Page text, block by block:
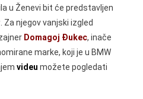
u Ženevi bit će predstavljen
. Za njegov vanjski izgled
Domagoj Đukec, inače
marke, koji je u BMW
videu možete pogledati